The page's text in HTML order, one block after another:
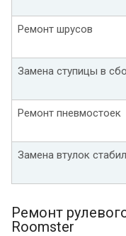
Ремонт шрусов
Замена ступицы в
Ремонт пневмостоек
Замена втулок
Ремонт
Roomster